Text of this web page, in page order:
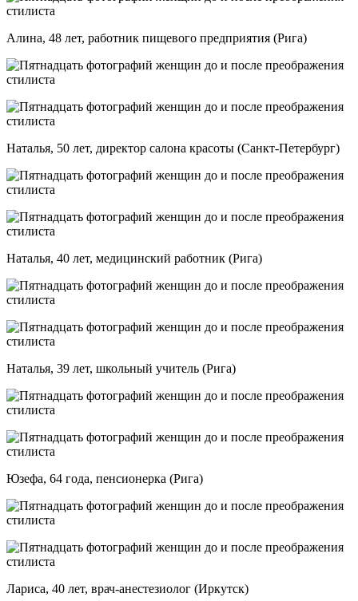
Алина, 48 лет, работник пищевого предприятия (Рига)
Наталья, 50 лет, директор салона красоты (Санкт-Петербург)
Наталья, 40 лет, медицинский работник (Рига)
Наталья, 39 лет, школьный учитель (Рига)
Юзефа, 64 года, пенсионерка (Рига)
Лариса, 40 лет, врач-анестезиолог (Иркутск)